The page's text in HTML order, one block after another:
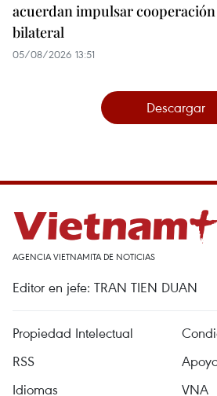
acuerdan impulsar cooperación
bilateral
05/08/2026 13:51
Descargar
AGENCIA VIETNAMITA DE NOTICIAS
Editor en jefe: TRAN TIEN DUAN
Propiedad Intelectual
RSS
Idiomas
VNA